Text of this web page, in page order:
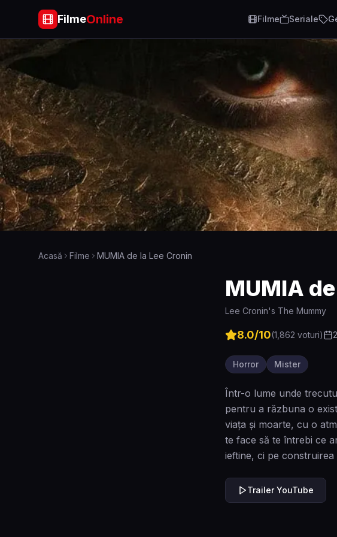
FilmeOnline Filme Seriale
Acasă Filme MUMIA de la Lee Cronin
MUMIA
Lee Cronin's The Mummy
8.0/10(1,862 voturi)
Horror Mister
Într-o lume unde
pentru a răzbuna o
viaţa și moarte, cu o
te face să te întrebi ce
ieftine, ci pe
Trailer YouTube